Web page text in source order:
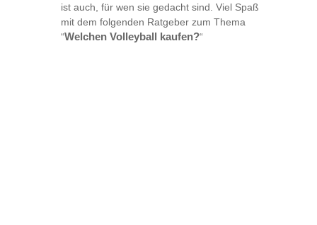
ist auch, für wen sie gedacht sind. Viel Spaß
mit dem folgenden Ratgeber zum Thema
“Welchen Volleyball kaufen?“